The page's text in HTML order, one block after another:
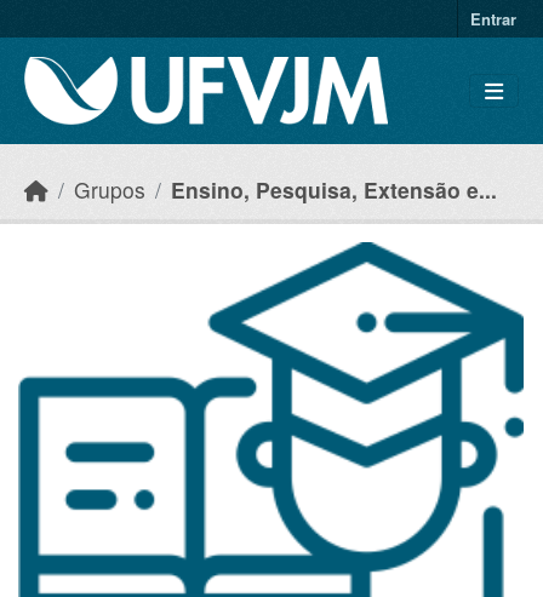
Entrar
Grupos Ensino, Pesquisa, Extensão e...